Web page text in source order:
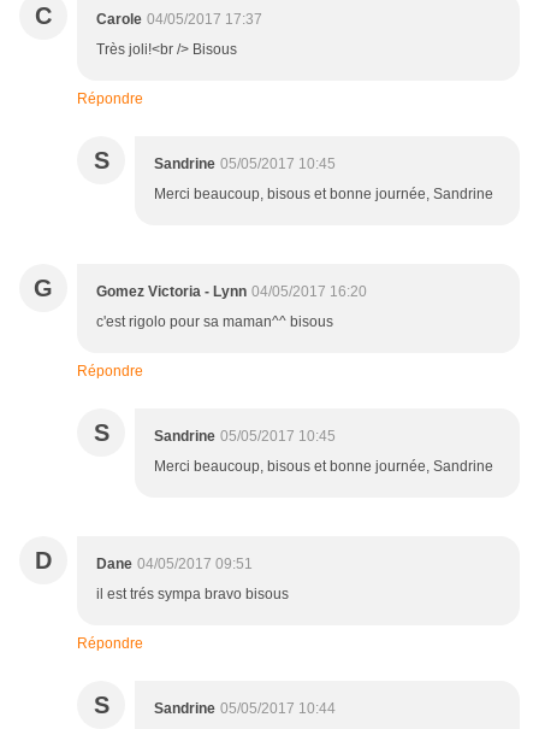
C Carole 04/05/2017 17:37
Très joli!<br /> Bisous
Répondre
S Sandrine 05/05/2017 10:45
Merci beaucoup, bisous et bonne journée, Sandrine
G Gomez Victoria - Lynn 04/05/2017 16:20
c'est rigolo pour sa maman^^ bisous
Répondre
S Sandrine 05/05/2017 10:45
Merci beaucoup, bisous et bonne journée, Sandrine
D Dane 04/05/2017 09:51
il est trés sympa bravo bisous
Répondre
S Sandrine 05/05/2017 10:44